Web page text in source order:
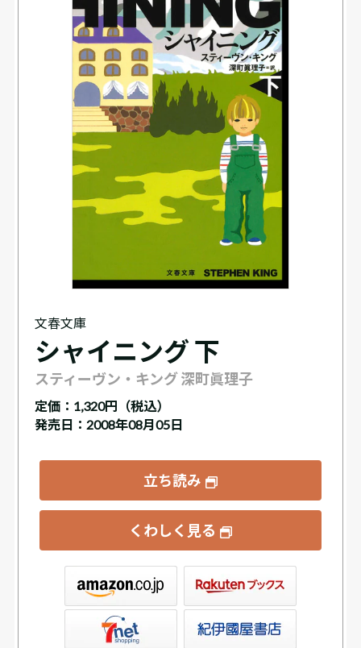
文春文庫
シャイニング 下
スティーヴン・キング 深町眞理子
定価： 1,320円（税込）
発売日：2008年08月05日
立ち読み
くわしく見る
書店ウェブストア